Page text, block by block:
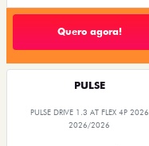
Quero agora!
PULSE
PULSE DRIVE 1.3 AT FLEX 4P 2026
2026/2026